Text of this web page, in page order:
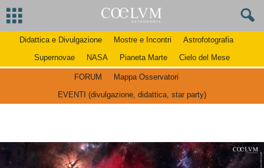
Didattica e Divulgazione Mostre e Incontri
Astrofotografia
Supernovae
NASA Pianeta Marte Cielo del Mese
FORUM
Mappa Osservatori
EVENTI (divulgazione, didattica, star party)